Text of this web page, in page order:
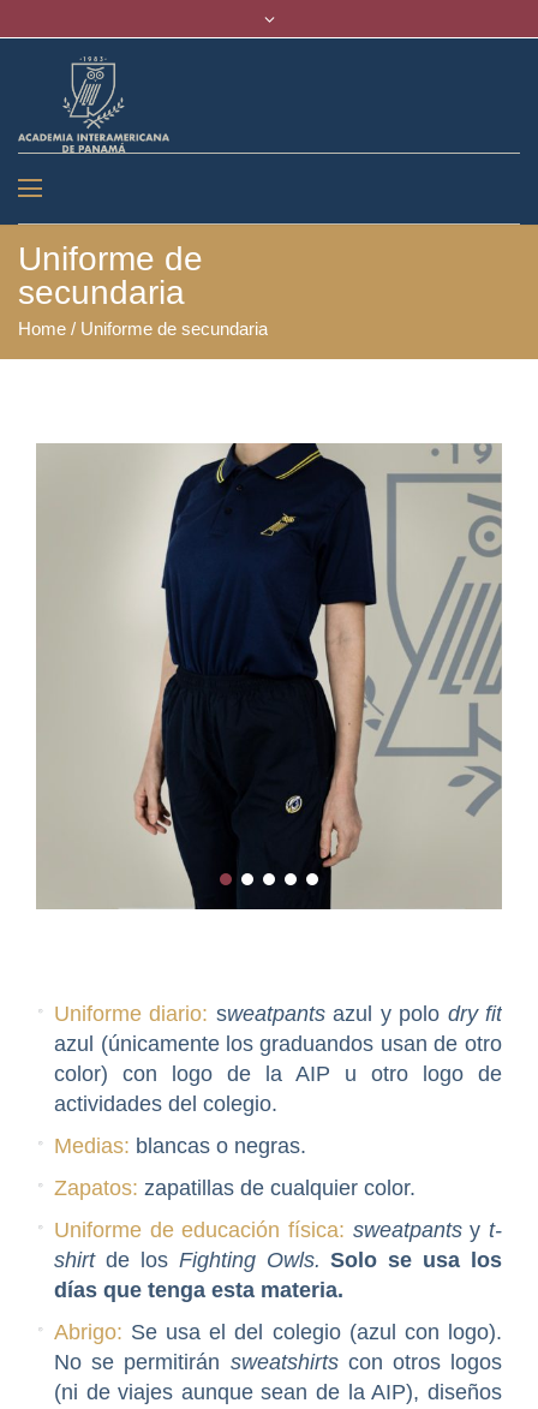
Uniforme de
secundaria
Home / Uniforme de secundaria
Uniforme diario: sweatpantsazul y polo dry fit
azul (únicamente los graduandos usan de otro
color) con logo de la AIP u otro logo de
actividades del colegio.
Medias: blancas o negras.
Zapatos: zapatillas de cualquier color.
Uniforme de educación física: sweatpantsy t-
shirtde los Fighting Owls.Solo se usa los
días que tenga esta materia.
Abrigo: Se usa el del colegio (azul con logo).
No se permitirán sweatshirtscon otros logos
(ni de viajes aunque sean de la AIP), diseños